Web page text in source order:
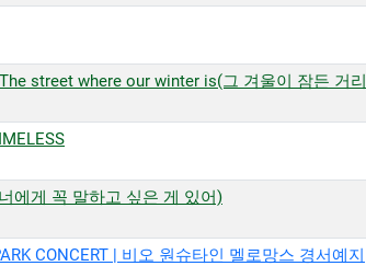
street where our winter is(그 겨울이 잠든 거리
에게 꼭 말하고 싶은 게 있어)
CONCERT | 비오 원슈타인 멜로망스 경서예지